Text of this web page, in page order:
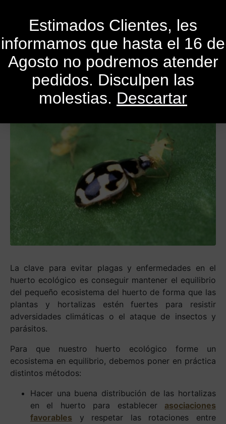
Estimados Clientes, les
informamos que hasta el 16 de
Agosto no podremos atender
pedidos. Disculpen las
molestias. Descartar
31 de enero de 2021
En Actualidad ,Consejos, Cursos,Libros ,Revistas
La clave para evitar plagas y enfermedades en el
huerto ecológico es conseguir mantener el equilibrio
del pequeño ecosistema del huerto de forma que las
plantas y hortalizas estén fuertes para resistir
adversidades climáticas o el ataque de insectos y
parásitos.
Para que nuestro huerto ecológico forme un
ecosistema en equilibrio, debemos poner en práctica
distintos métodos:
Hacer una buena distribución de las hortalizas
en el huerto para establecer asociaciones
favorables y respetar las rotaciones entre